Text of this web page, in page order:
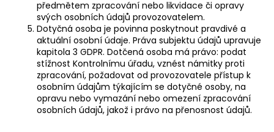
předmětem zpracování nebo likvidace či opravy
svých osobních údajů provozovatelem.
Dotyčná osoba je povinna poskytnout pravdivé a
aktuální osobní údaje. Práva subjektu údajů upravuje
kapitola 3 GDPR. Dotčená osoba má právo: podat
stížnost Kontrolnímu úřadu, vznést námitky proti
zpracování, požadovat od provozovatele přístup k
osobním údajům týkajícím se dotyčné osoby, na
opravu nebo vymazání nebo omezení zpracování
osobních údajů, jakož i právo na přenosnost údajů.
HLEDAT